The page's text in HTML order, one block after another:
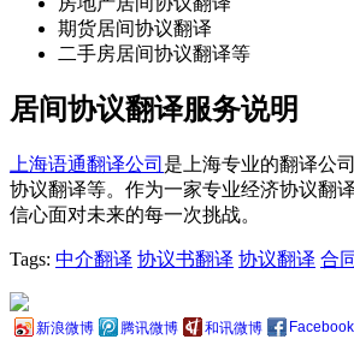
期货居间协议翻译
二手房居间协议翻译等
居间协议翻译服务说明
上海语通翻译公司 是上海专业的翻译公
协议翻译等。作为一家专业经济协议翻
信心面对未来的每一次挑战。
Tags: 中介翻译 协议书翻译 协议翻译 合
新浪微博 腾讯微博 和讯微博 Facebook